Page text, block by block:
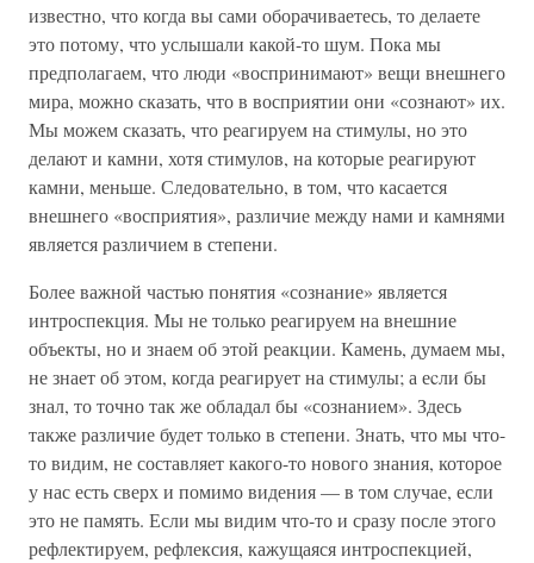
известно, что когда вы сами оборачиваетесь, то делаете
это потому, что услышали какой-то шум. Пока мы
предполагаем, что люди «воспринимают» вещи внешнего
мира, можно сказать, что в восприятии они «сознают» их.
Мы можем сказать, что реагируем на стимулы, но это
делают и камни, хотя стимулов, на которые реагируют
камни, меньше. Следовательно, в том, что касается
внешнего «восприятия», различие между нами и камнями
является различием в степени.
Более важной частью понятия «сознание» является
интроспекция. Мы не только реагируем на внешние
объекты, но и знаем об этой реакции. Камень, думаем мы,
не знает об этом, когда реагирует на стимулы; а еcли бы
знал, то точно так же обладал бы «сознанием». Здесь
также различие будет только в степени. Знать, что мы что-
то видим, не составляет какого-то нового знания, которое
у нас есть сверх и помимо видения — в том случае, если
это не память. Если мы видим что-то и сразу после этого
рефлектируем, рефлексия, кажущаяся интроспекцией,